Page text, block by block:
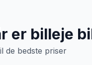
er billeje
de bedste priser